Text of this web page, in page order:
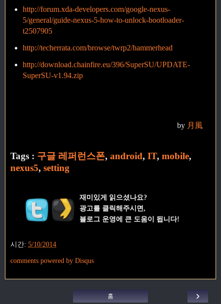
http://forum.xda-developers.com/google-nexus-
5/general/guide-nexus-5-how-to-unlock-bootloader-
t2507905
http://techerrata.com/browse/twrp2/hammerhead
http://download.chainfire.eu/396/SuperSU/UPDATE-
SuperSU-v1.94.zip
by 月風
Tags : 구글 레퍼런스폰, android, IT, mobile,
nexus5, setting
재미있게 읽으셨나요?
광고를 클릭해주시면,
블로그 운영에 큰 도움이 됩니다!
시간: 5/10/2014
comments powered by Disqus
›
홈